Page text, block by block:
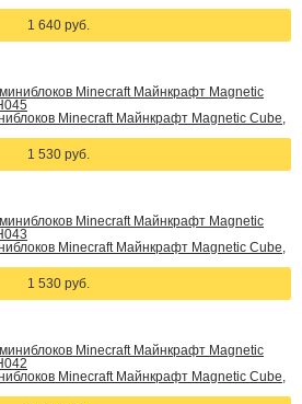
1 640 руб.
Minecraft Майнкрафт Magnetic Cube,
1 530 руб.
Minecraft Майнкрафт Magnetic Cube,
1 530 руб.
Minecraft Майнкрафт Magnetic Cube,